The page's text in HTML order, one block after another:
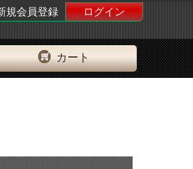
規会員登録
ログイン
カート